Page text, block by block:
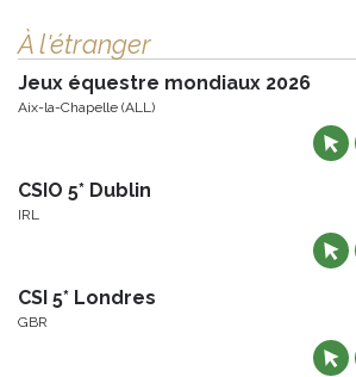
À l'étranger
Jeux équestre mondiaux 2026
Aix-la-Chapelle (ALL)
CSIO 5* Dublin
IRL
CSI 5* Londres
GBR